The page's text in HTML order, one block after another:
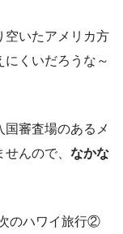
空いたアメリカ方
くいだろうな～
国審査場のあるメ
んので、 なかな
のハワイ旅行②